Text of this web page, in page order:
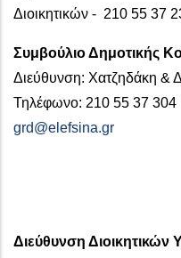
Διοικητικών - 210 55 37
Συμβούλιο Δημοτικής
Διεύθυνση: Χατζηδάκη &
Τηλέφωνο: 210 55 37
grd@elefsina.gr
Διεύθυνση Διοικητικών